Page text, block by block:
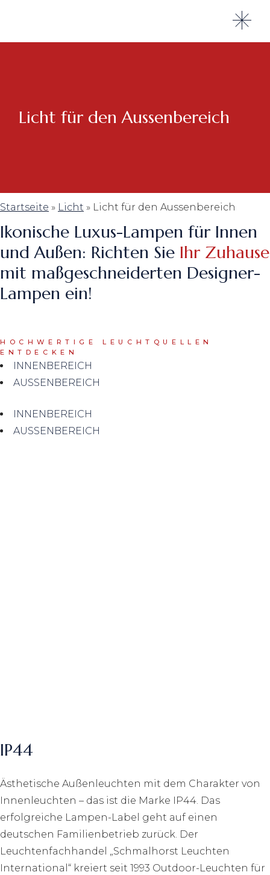
Licht für den Aussenbereich
Startseite » Licht » Licht für den Aussenbereich
Ikonische Luxus-Lampen für Innen
und Außen: Richten Sie Ihr Zuhause
mit maßgeschneiderten Designer-
Lampen ein!
HOCHWERTIGE LEUCHTQUELLEN
ENTDECKEN
INNENBEREICH
AUSSENBEREICH
INNENBEREICH
AUSSENBEREICH
IP44
Ästhetische Außenleuchten mit dem Charakter von
Innenleuchten – das ist die Marke IP44. Das
erfolgreiche Lampen-Label geht auf einen
deutschen Familienbetrieb zurück. Der
Leuchtenfachhandel „Schmalhorst Leuchten
International“ kreiert seit 1993 Outdoor-Leuchten für